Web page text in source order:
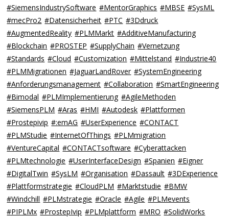
#SiemensIndustrySoftware #MentorGraphics #MBSE #SysML
#mecPro2 #Datensicherheit #PTC #3Ddruck
#AugmentedReality #PLMMarkt #AdditiveManufacturing
#Blockchain #PROSTEP #SupplyChain #Vernetzung
#Standards #Cloud #Customization #Mittelstand #Industrie40
#PLMMigrationen #JaguarLandRover #SystemEngineering
#Anforderungsmanagement #Collaboration #SmartEngineering
#Bimodal #PLMImplementierung #AgileMethoden
#SiemensPLM #Aras #HMI #Autodesk #Plattformen
#Prostepivip #:emAG #UserExperience #CONTACT
#PLMStudie #InternetOfThings #PLMmigration
#VentureCapital #CONTACTsoftware #Cyberattacken
#PLMtechnologie #UserInterfaceDesign #Spanien #Eigner
#DigitalTwin #SysLM #Organisation #Dassault #3DExperience
#Plattformstrategie #CloudPLM #Marktstudie #BMW
#Windchill #PLMstrategie #Oracle #Agile #PLMevents
#PIPLMx #ProstepIvip #PLMplattform #MRO #SolidWorks